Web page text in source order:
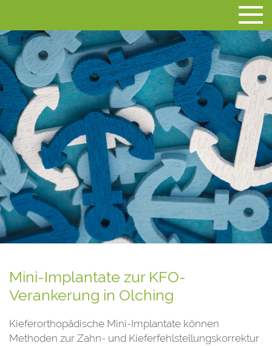
Mini-Implantate zur KFO-
Verankerung in Olching
Kieferorthopädische Mini-Implantate können
Methoden zur Zahn- und Kieferfehlstellungskorrektur